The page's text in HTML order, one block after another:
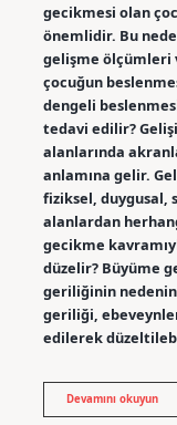
gecikmesi olan
önemlidir. Bu
gelişme ölçümleri
çocuğun
dengeli
tedavi edilir?
alanlarında
anlamına gelir.
fiziksel, duygusal,
alanlardan
gecikme
düzelir? Büyüme
geriliğinin
geriliği,
edilerek
Devamını okuyun